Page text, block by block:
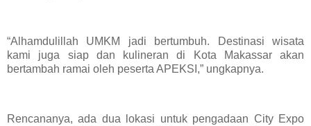
“Alhamdulillah UMKM jadi bertumbuh. Destinasi wisata
kami juga siap dan kulineran di Kota Makassar akan
bertambah ramai oleh peserta APEKSI,” ungkapnya.
Rencananya, ada dua lokasi untuk pengadaan City Expo